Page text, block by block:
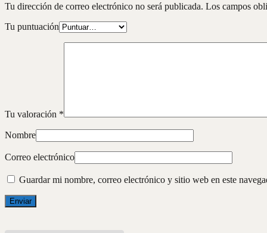
Tu dirección de correo electrónico no será publicada. Los campos
Tu puntuación
Tu valoración *
Nombre
Correo electrónico
Guardar mi nombre, correo electrónico y sitio web en este